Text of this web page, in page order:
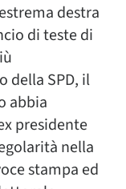
destra
di teste di
della SPD, il
abbia
presidente
nella
stampa ed